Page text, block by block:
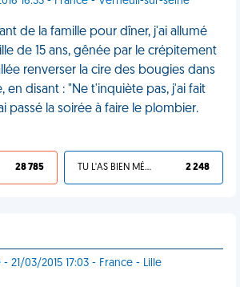
de la famille pour dîner, j'ai allumé
de 15 ans, gênée par le crépitement
renverser la cire des bougies dans
en disant : "Ne t'inquiète pas, j'ai fait
passé la soirée à faire le plombier.
28 785 TU L'AS BIEN MÉRITÉ 2 248
- 21/03/2015 17:03 - France - Lille